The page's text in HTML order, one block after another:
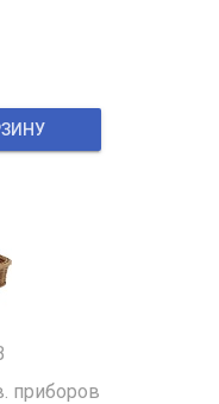
приборов